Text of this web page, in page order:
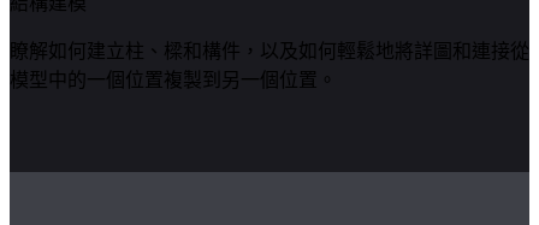
瞭解如何建立柱、樑和構件，以及如何輕鬆地將詳圖和連接從
模型中的一個位置複製到另一個位置。